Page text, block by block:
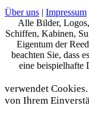
Über uns | Impressum
Alle Bilder,
Schiffen, Kabinen,
Eigentum der
beachten Sie, dass
eine beispielhafte
verwendet
von Ihrem